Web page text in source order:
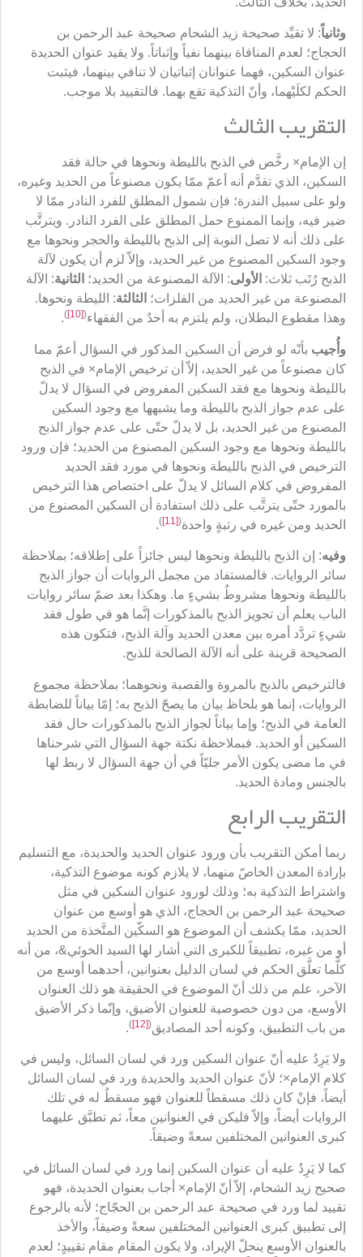
وثانياً: لا تقيِّد صحيحة زيد الشحام صحيحة عبد الرحمن بن
الحجاج؛ لعدم المنافاة بينهما نفياً وإثباتاً. ولا يقيد عنوان الحديدة
عنوان السكين، فهما عنوانان إثباتيان لا تنافي بينهما، فيثبت
الحكم لكلَيْهما، وأنّ التذكية تقع بهما. فالتقييد بلا موجب.
التقريب الثالث
إن الإمام× رخَّص في الذبح بالليطة ونحوها في حالة فقد
السكين، الذي تقدَّم أنه أعمّ ممّا يكون مصنوعاً من الحديد وغيره،
ولو على سبيل الندرة؛ فإن شمول المطلق للفرد النادر ممّا لا
ضير فيه، وإنما الممنوع حمل المطلق على الفرد النادر. ويترتَّب
على ذلك أنه لا تصل النوبة إلى الذبح بالليطة والحجر ونحوها مع
وجود السكين المصنوع من غير الحديد، وإلاّ لزم أن يكون لآلة
الذبح رُتَب ثلاث: الأولى: الآلة المصنوعة من الحديد؛ الثانية: الآلة
المصنوعة من غير الحديد من الفلزات؛ الثالثة: الليطة ونحوها.
وهذا مقطوع البطلان، ولم يلتزم به أحدٌ من الفقهاء(
[10]
)
.
وأُجيب بأنّه لو فرض أن السكين المذكور في السؤال أعمّ مما
كان مصنوعاً من غير الحديد، إلاّ أن ترخيص الإمام× في الذبح
بالليطة ونحوها مع فقد السكين المفروض في السؤال لا يدلّ
على عدم جواز الذبح بالليطة وما يشبهها مع وجود السكين
المصنوع من غير الحديد، بل لا يدلّ حتّى على عدم جواز الذبح
بالليطة ونحوها مع وجود السكين المصنوع من الحديد؛ فإن ورود
الترخيص في الذبح بالليطة ونحوها في مورد فقد الحديد
المفروض في كلام السائل لا يدلّ على اختصاص هذا الترخيص
بالمورد حتّى يترتَّب على ذلك استفادة أن السكين المصنوع من
الحديد ومن غيره في رتبةٍ واحدة(
[11]
)
.
وفيه: إن الذبح بالليطة ونحوها ليس جائزاً على إطلاقه؛ بملاحظة
سائر الروايات. فالمستفاد من مجمل الروايات أن جواز الذبح
بالليطة ونحوها مشروطٌ بشيءٍ ما. وهكذا بعد ضمّ سائر روايات
الباب يعلم أن تجويز الذبح بالمذكورات إنَّما هو في طول فقد
شيءٍ تردَّد أمره بين معدن الحديد وآلة الذبح، فتكون هذه
الصحيحة قرينة على أنه الآلة الصالحة للذبح.
فالترخيص بالذبح بالمروة والقصبة ونحوهما؛ بملاحظة مجموع
الروايات، إنما هو بلحاظ بيان ما يصحّ الذبح به؛ إمّا بياناً للضابطة
العامة في الذبح؛ وإما بياناً لجواز الذبح بالمذكورات حال فقد
السكين أو الحديد. فبملاحظة نكتة جهة السؤال التي شرحناها
في ما مضى يكون الأمر جليّاً في أن جهة السؤال لا ربط لها
بالجنس ومادة الحديد.
التقريب الرابع
ربما أمكن التقريب بأن ورود عنوان الحديد والحديدة، مع التسليم
بإرادة المعدن الخاصّ منهما، لا يلازم كونه موضوع التذكية،
واشتراط التذكية به؛ وذلك لورود عنوان السكين في مثل
صحيحة عبد الرحمن بن الحجاج، الذي هو أوسع من عنوان
الحديد، ممّا يكشف أن الموضوع هو السكّين المتَّخذة من الحديد
أو من غيره، تطبيقاً للكبرى التي أشار لها السيد الخوئي&، من أنه
كلَّما تعلَّق الحكم في لسان الدليل بعنوانين، أحدهما أوسع من
الآخر، علم من ذلك أنّ الموضوع في الحقيقة هو ذلك العنوان
الأوسع، من دون خصوصية للعنوان الأضيق، وإنّما ذكر الأضيق
من باب التطبيق، وكونه أحد المصاديق(
[12]
)
.
ولا يَرِدُ عليه أنّ عنوان السكين ورد في لسان السائل، وليس في
كلام الإمام×؛ لأنّ عنوان الحديد والحديدة ورد في لسان السائل
أيضاً، فإنْ كان ذلك مسقطاً للعنوان فهو مسقطٌ له في تلك
الروايات أيضاً، وإلاّ فليكن في العنوانين معاً، ثم تطبَّق عليهما
كبرى العنوانين المختلفين سعةً وضيقاً.
كما لا يَرِدُ عليه أن عنوان السكين إنما ورد في لسان السائل في
صحيح زيد الشحام، إلاّ أنّ الإمام× أجاب بعنوان الحديدة، فهو
تقييد لما ورد في صحيحة عبد الرحمن بن الحجّاج؛ لأنه بالرجوع
إلى تطبيق كبرى العنوانين المختلفين سعةً وضيقاً، والأخذ
بالعنوان الأوسع ينحلّ الإيراد، ولا يكون المقام مقام تقييدٍ؛ لعدم